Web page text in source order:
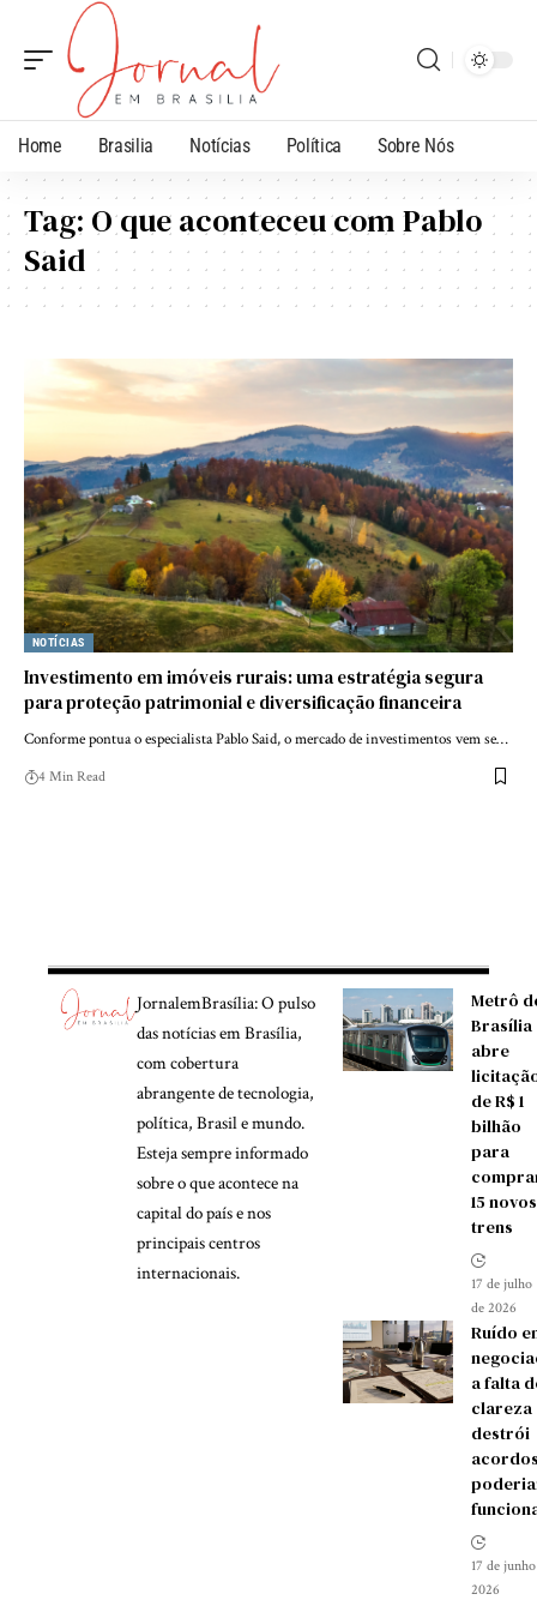
Home Brasilia Notícias Política Sobre Nós
Tag: O que aconteceu com Pablo
Said
NOTÍCIAS
Investimento em imóveis rurais: uma estratégia segura
para proteção patrimonial e diversificação financeira
Conforme pontua o especialista Pablo Said, o mercado de investimentos vem se…
4 Min Read
JornalemBrasília: O pulso
das notícias em Brasília,
com cobertura
abrangente de tecnologia,
política, Brasil e mundo.
Esteja sempre informado
sobre o que acontece na
capital do país e nos
principais centros
internacionais.
Metrô
Brasília
abre
de R$ 1
bilhão
para
15 novos
trens
17 de julho
de 2026
Ruído
a falta
clareza
destrói
17 de
2026